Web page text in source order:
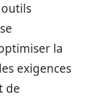
la
exigences
de